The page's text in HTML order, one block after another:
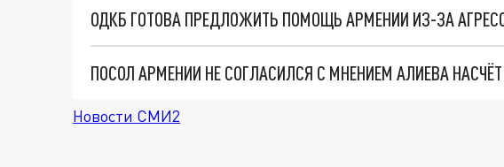
ПОСОЛ АРМЕНИИ НЕ СОГЛАСИЛСЯ С МНЕНИЕМ АЛИЕВА
Новости СМИ2